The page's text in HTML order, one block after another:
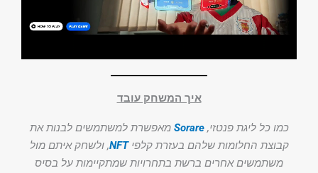
איך המשחק עובד
כמו כל ליגת פנטזי,Sorare מאפשרת למשתמשים לבנות את
קבוצת החלומות שלהם בעזרת קלפיNFT, ולשחק איתם מול
משתמשים אחרים ברשת בתחרויות שמתקיימות על בסיס